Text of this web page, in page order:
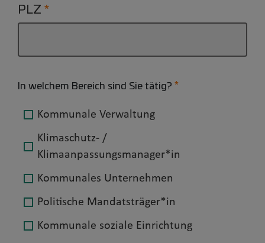
PLZ
In welchem Bereich sind Sie tätig?
Kommunale Verwaltung
Klimaschutz- /
Klimaanpassungsmanager*in
Kommunales Unternehmen
Politische Mandatsträger*in
Kommunale soziale Einrichtung